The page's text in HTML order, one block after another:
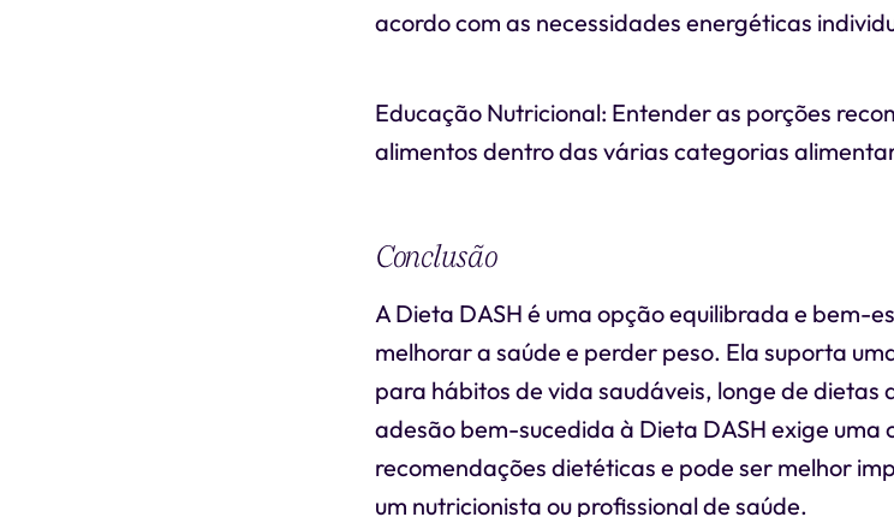
acordo com as necessidades energéticas
Educação Nutricional: Entender as porções
alimentos dentro das várias categorias
Conclusão
A Dieta DASH é uma opção equilibrada e bem-
melhorar a saúde e perder peso. Ela suporta
para hábitos de vida saudáveis, longe de dietas
adesão bem-sucedida à Dieta DASH exige uma
recomendações dietéticas e pode ser melhor
um nutricionista ou profissional de saúde.